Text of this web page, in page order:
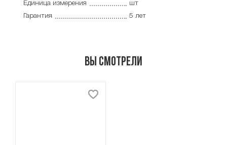
Единица измерения
шт
Гарантия
5 лет
Вы смотрели